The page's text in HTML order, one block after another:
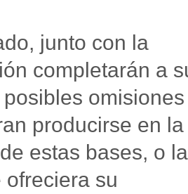
junto con la
completarán a
omisiones
producirse en la
estas bases, o
ofreciera su